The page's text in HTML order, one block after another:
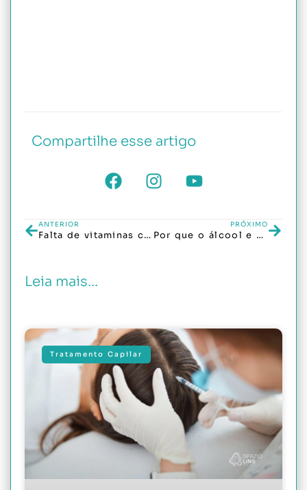
Compartilhe esse artigo
ANTERIOR
Falta de vitaminas causa queda de cabelo? Veja quais exames investigar
PRÓXIMO
Por que o álcool e cigarro prejudicam o cabelo? Entenda os impactos na saúde capilar
Leia mais...
Tratamento Capilar